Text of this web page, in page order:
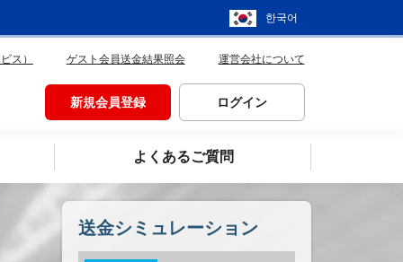
한국어
ス） ゲスト会員送金結果照会 運営会社について
新規会員登録 ログイン
よくあるご質問
送金シミュレーション